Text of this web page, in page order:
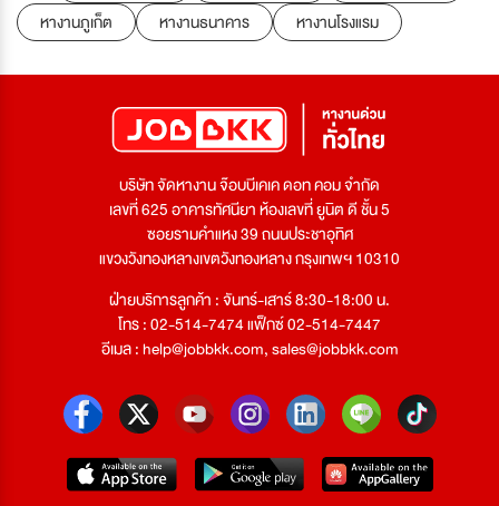
หางานภูเก็ต
หางานธนาคาร หางานโรงแรม
บริษัท จัดหางาน จ๊อบบีเคเค ดอท คอม จำกัด
เลขที่ 625 อาคารทัศนียา ห้องเลขที่ ยูนิต ดี ชั้น 5
ซอยรามคำแหง 39 ถนนประชาอุทิศ
แขวงวังทองหลางเขตวังทองหลาง กรุงเทพฯ 10310
ฝ่ายบริการลูกค้า : จันทร์-เสาร์ 8:30-18:00 น.
โทร : 02-514-7474 แฟ็กซ์ 02-514-7447
อีเมล :help@jobbkk.com,sales@jobbkk.com